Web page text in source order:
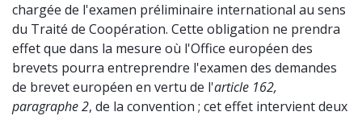
chargée de l'examen préliminaire international au sens
du Traité de Coopération. Cette obligation ne prendra
effet que dans la mesure où l'Office européen des
brevets pourra entreprendre l'examen des demandes
de brevet européen en vertu de l'article 162,
paragraphe 2, de la convention ; cet effet intervient deux